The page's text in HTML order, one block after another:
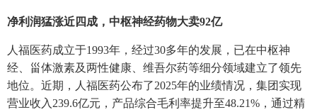
净利润猛涨近四成，中枢神经药物大卖92亿
人福医药成立于1993年，经过30多年的发展，已在中枢神
经、甾体激素及两性健康、维吾尔药等细分领域建立了领先
地位。近期，人福医药公布了2025年的业绩情况，集团实现
营业收入239.6亿元，产品综合毛利率提升至48.21%，通过精